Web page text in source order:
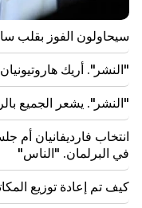
كانت هناك تغييرات
21:30
في يريفان (فيديو)
21:16
إنهم يحاولون إسكاتي
في مجلس الأمة. إدغار
سيحاولون الفوز بقلب
"النشر". أريك
"النشر". يشعر الجميع
انتخاب فارديفانيان أم
في البرلمان. "الناس"
كيف تم إعادة توزيع